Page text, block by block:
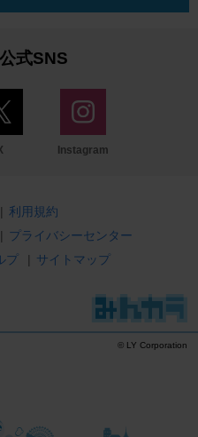
式SNS
Instagram
| 利用規約
| プライバシーセンター
プ | サイトマップ
© LY Corporation